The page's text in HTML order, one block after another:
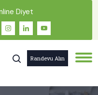
Diyet
Randevu Alın